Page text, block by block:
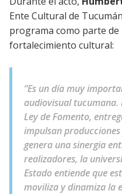
Ente Cultural de
programa como parte
fortalecimiento cultural:
“Es un día muy
audiovisual tucumana.
Ley de Fomento,
impulsan
genera una sinergia
realizadores, la
Estado entiende que
moviliza y dinamiza la